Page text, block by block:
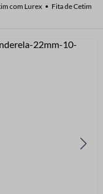
com Lurex
Fita de Cetim